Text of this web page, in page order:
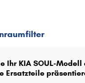
Oder
Ihr KIA SOUL-
Ersatzteile